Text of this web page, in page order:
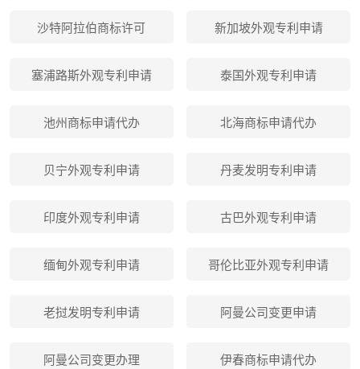
沙特阿拉伯商标许可 新加坡外观专利申请
塞浦路斯外观专利申请 泰国外观专利申请
池州商标申请代办 北海商标申请代办
贝宁外观专利申请 丹麦发明专利申请
印度外观专利申请 古巴外观专利申请
缅甸外观专利申请 哥伦比亚外观专利申请
老挝发明专利申请 阿曼公司变更申请
阿曼公司变更办理 伊春商标申请代办